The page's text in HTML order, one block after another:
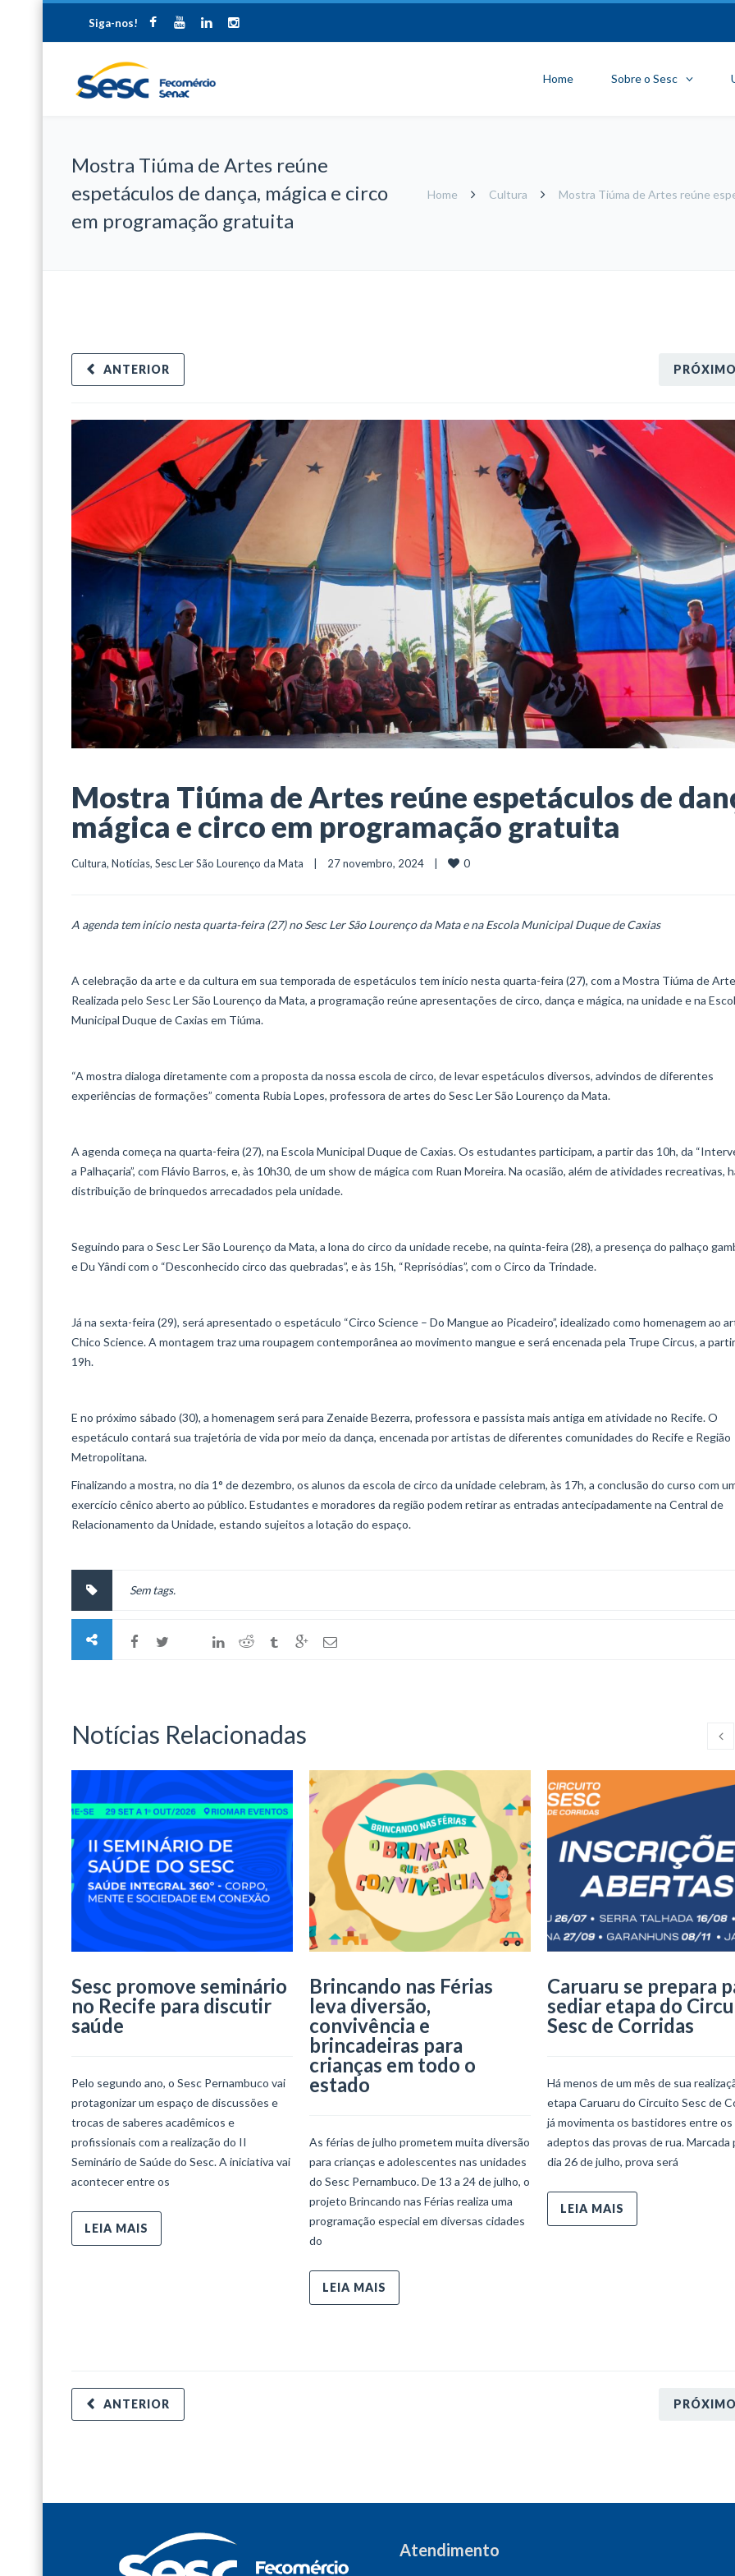
Siga-nos!
Home Sobre o Sesc
Mostra Tiúma de Artes reúne
espetáculos de dança, mágica e circo
em programação gratuita
Home Cultura Mostra Tiúma de Artes reúne
PRÓXIMO
ANTERIOR
Mostra Tiúma de Artes reúne espetáculos de
mágica e circo em programação gratuita
Cultura, Notícias, Sesc Ler São Lourenço da Mata
    |    27 novembro, 2024    |
0
A agenda tem início nesta quarta-feira (27) no Sesc Ler São Lourenço da Mata e na Escola Municipal Duque de Caxias
A celebração da arte e da cultura em sua temporada de espetáculos tem início nesta quarta-feira (27), com a Mostra Tiúma de
Realizada pelo Sesc Ler São Lourenço da Mata, a programação reúne apresentações de circo, dança e mágica, na unidade e na
Municipal Duque de Caxias em Tiúma.
“A mostra dialoga diretamente com a proposta da nossa escola de circo, de levar espetáculos diversos, advindos de diferentes
experiências de formações” comenta Rubia Lopes, professora de artes do Sesc Ler São Lourenço da Mata.
A agenda começa na quarta-feira (27), na Escola Municipal Duque de Caxias. Os estudantes participam, a partir das 10h, da
a Palhaçaria”, com Flávio Barros, e, às 10h30, de um show de mágica com Ruan Moreira. Na ocasião, além de atividades recreativas,
distribuição de brinquedos arrecadados pela unidade.
Seguindo para o Sesc Ler São Lourenço da Mata, a lona do circo da unidade recebe, na quinta-feira (28), a presença do palhaço
e Du Yândi com o “Desconhecido circo das quebradas”, e às 15h, “Reprisódias”, com o Circo da Trindade.
Já na sexta-feira (29), será apresentado o espetáculo “Circo Science – Do Mangue ao Picadeiro”, idealizado como homenagem ao
Chico Science. A montagem traz uma roupagem contemporânea ao movimento mangue e será encenada pela Trupe Circus, a
19h.
E no próximo sábado (30), a homenagem será para Zenaide Bezerra, professora e passista mais antiga em atividade no Recife. O
espetáculo contará sua trajetória de vida por meio da dança, encenada por artistas de diferentes comunidades do Recife e Região
Metropolitana.
Finalizando a mostra, no dia 1° de dezembro, os alunos da escola de circo da unidade celebram, às 17h, a conclusão do curso com
exercício cênico aberto ao público. Estudantes e moradores da região podem retirar as entradas antecipadamente na Central de
Relacionamento da Unidade, estando sujeitos a lotação do espaço.
Sem tags.
Notícias Relacionadas
Sesc promove seminário
no Recife para discutir
saúde
Pelo segundo ano, o Sesc Pernambuco vai
protagonizar um espaço de discussões e
trocas de saberes acadêmicos e
profissionais com a realização do II
Seminário de Saúde do Sesc. A iniciativa vai
acontecer entre os
LEIA MAIS
Brincando nas Férias
leva diversão,
convivência e
brincadeiras para
crianças em todo o
estado
As férias de julho prometem muita diversão
para crianças e adolescentes nas unidades
do Sesc Pernambuco. De 13 a 24 de julho, o
projeto Brincando nas Férias realiza uma
programação especial em diversas cidades
do
LEIA MAIS
Caruaru se prepara
sediar etapa do
Sesc de Corridas
Há menos de um mês de sua
etapa Caruaru do Circuito Sesc de
já movimenta os bastidores entre os
adeptos das provas de rua. Marcada
dia 26 de julho, prova será
LEIA MAIS
PRÓXIMO
ANTERIOR
Atendimento